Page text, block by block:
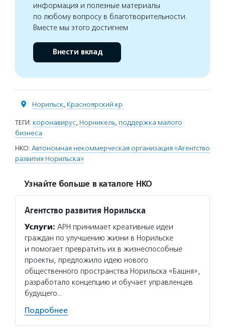
информация и полезные материалы
по любому вопросу в благотворительности.
Вместе мы этого достигнем
Внести вклад
Норильск, Красноярский кр.
ТЕГИ: коронавирус, Норникель, поддержка малого
бизнеса
НКО: Автономная некоммерческая организация «Агентство
развития Норильска»
Узнайте больше в каталоге НКО
Агентство развития Норильска
Услуги: АРН принимает креативные идеи
граждан по улучшению жизни в Норильске
и помогает превратить их в жизнеспособные
проекты, предложило идею нового
общественного пространства Норильска «Башня»,
разработало концепцию и обучает управленцев
будущего…
Подробнее